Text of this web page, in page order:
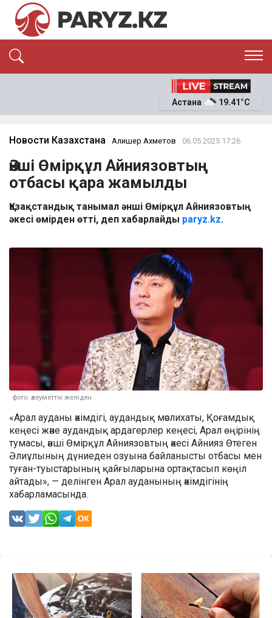
ЭКОНОМИКА
ОҚИҒА
News
Астана 19.41°C
Новости Казахстана Алишер Ахметов 06.05.2025 17:26
Әнші Өмірқұл Айниязовтың
отбасы қара жамылды
Қазақстандық танымал әнші Өмірқұл Айниязовтың
әкесі өмірден өтті, деп хабарлайды paryz.kz.
фото: әлеуметтік желіден
«Арал ауданы әкімдігі, аудандық мәслихаты, Қоғамдық
кеңесі және аудандық ардагерлер кеңесі, Арал өңірінің
тумасы, әнші Өмірқұл Айниязовтың әкесі Айнияз Өтеген
Әлиұлының дүниеден озуына байланысты отбасы мен
туған-туыстарының қайғыларына ортақтасып көңіл
айтады», — делінген Арал ауданының әкімдігінің
хабарламасында.